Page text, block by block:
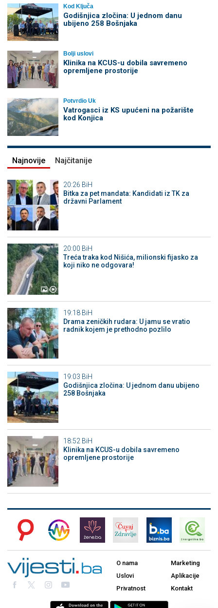
Kod Ključa
Godišnjica zločina: U jednom danu
ubijeno 258 Bošnjaka
Bolji uslovi
Klinika na KCUS-u dobila savremeno
opremljene prostorije
Potvrdio Uk
Vatrogasci iz KS upućeni na požarište
kod Konjica
Najnovije Najčitanije
20:26 BiH
Bitka za pet mandata: Kandidati iz TK za
državni Parlament
20:00 BiH
Treća traka kod Nišića, milionski fijasko za
koji niko ne odgovara!
19:18 BiH
Drama zeničkih rudara: U jamu se vratio
radnik kojem je prethodno pozlilo
19:03 BiH
Godišnjica zločina: U jednom danu ubijeno
258 Bošnjaka
18:52 BiH
Klinika na KCUS-u dobila savremeno
opremljene prostorije
O nama
Uslovi
Privatnost
Marketing
Aplikacije
Kontakt